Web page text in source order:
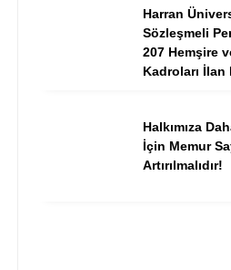
Harran
Sözleşmeli
207 Hemşire
Kadroları İlan
Halkımıza
İçin Memur
Artırılmalıdır!